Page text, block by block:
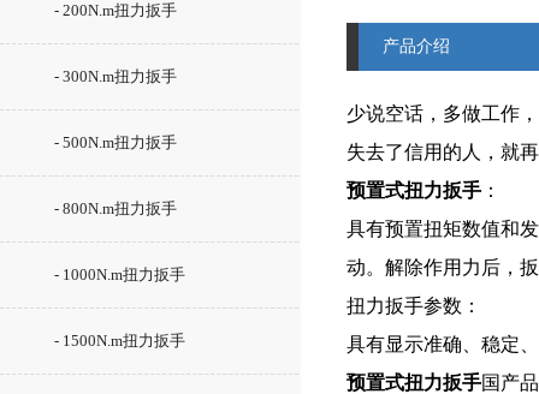
- 200N.m扭力扳手
- 300N.m扭力扳手
- 500N.m扭力扳手
- 800N.m扭力扳手
- 1000N.m扭力扳手
- 1500N.m扭力扳手
产品介绍
少说空话，多做工作
失去了信用的人，就
预置式扭力扳手 ：
具有预置扭矩数值和
动。解除作用力后，
扭力扳手参数：
具有显示准确、稳定
预置式扭力扳手国产